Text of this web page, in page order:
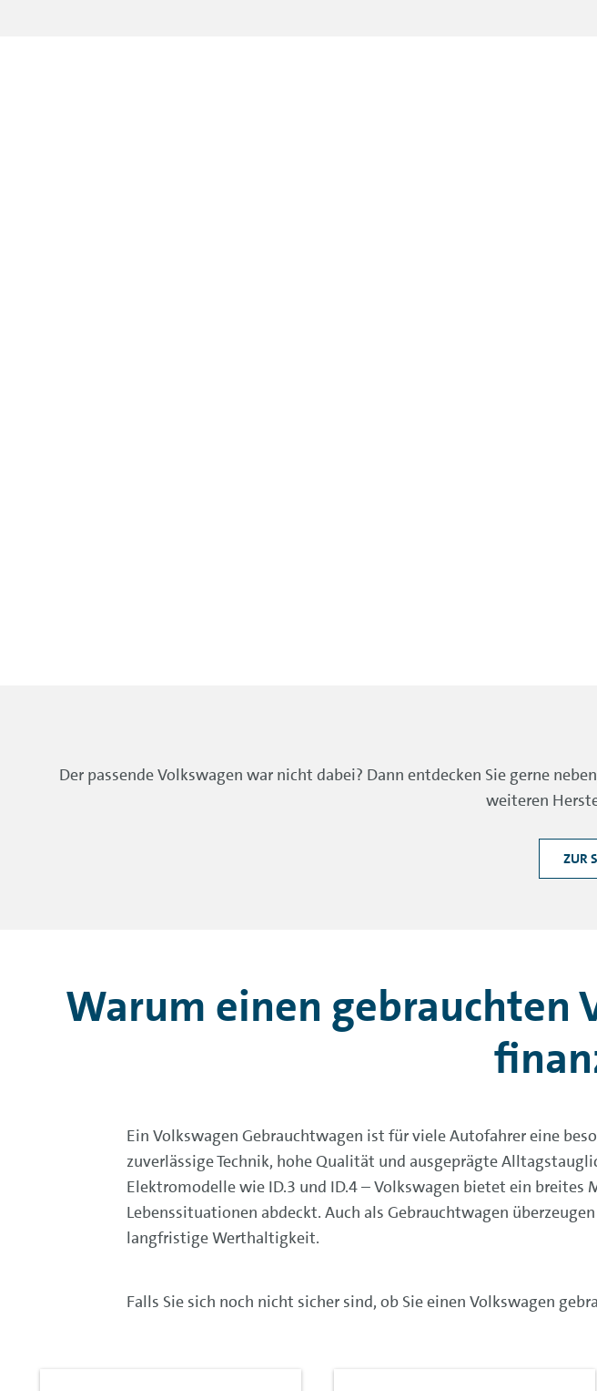
Der passende Volkswagen war nicht dabei? Dann entdecken Sie gerne
weiteren
ZUR
Warum einen gebrauchten
Ein Volkswagen Gebrauchtwagen ist für viele Autofahrer eine
zuverlässige Technik, hohe Qualität und ausgeprägte
Elektromodelle wie ID.3 und ID.4 – Volkswagen bietet ein
Lebenssituationen abdeckt. Auch als Gebrauchtwagen
langfristige Werthaltigkeit.
Falls Sie sich noch nicht sicher sind, ob Sie einen Volkswagen